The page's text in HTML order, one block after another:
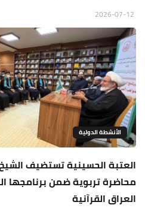
الأنشطة الدولية
العتبة الحسينية تستضيف
محاضرة تربوية ضمن برنامجها
العراق القرآنية